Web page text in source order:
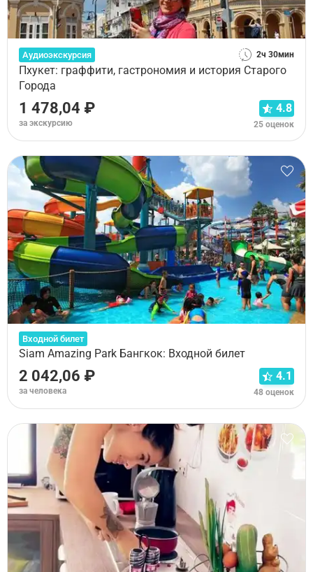
Аудиоэкскурсия 2ч 30мин
Пхукет: граффити, гастрономия и история Старого
Города
1 478,04 ₽
за экскурсию
4.8
25 оценок
Входной билет
Siam Amazing Park Бангкок: Входной билет
2 042,06 ₽
за человека
4.1
48 оценок